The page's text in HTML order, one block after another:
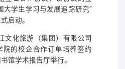
大学生学习与发展追踪研究”
启动。
文化旅游（集团）有限公司
院的校企合作订单培养签约
馆学术报告厅举行。